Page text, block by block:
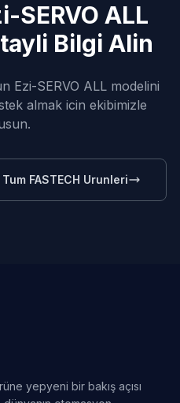
SERVO ALL
Bilgi Alin
Ezi-SERVO ALL modelini
almak icin ekibimizle
Tum FASTECH Urunleri
yepyeni bir bakış açısı